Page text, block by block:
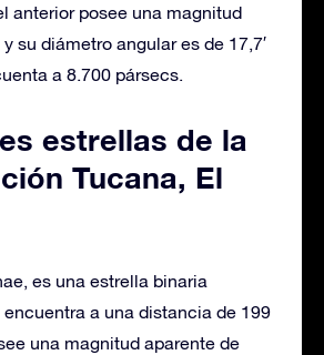
anterior posee una magnitud
su diámetro angular es de 17,7′
a 8.700 pársecs.
estrellas de la
Tucana, El
es una estrella binaria
a una distancia de 199
una magnitud aparente de